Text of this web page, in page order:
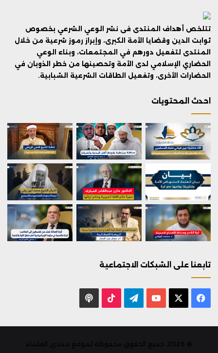
تتلخص أهداف المنتدى فى نشر الوعي الشرعي بخصوص
ثوابت الدين وقضايا الأمة الكبرى، وإبراز رموز شرعية من خلال
المنتدى لتفعيل دورهم في المجتمعات، وبناء الوعي
الحضاري الإسلامي لدى الأمة وتحصينها من خطر الذوبان في
الحضارات الأخرى، وتفعيل الطاقات الشرعية الشبابية.
احدث المحتويات
تابعنا على الشبكات الاجتماعية
فيسبوك يوتيوب تيلقرام ‫TikTok
© 2026, جميع الحقوق محفوظة لموقع منتدى العلماء